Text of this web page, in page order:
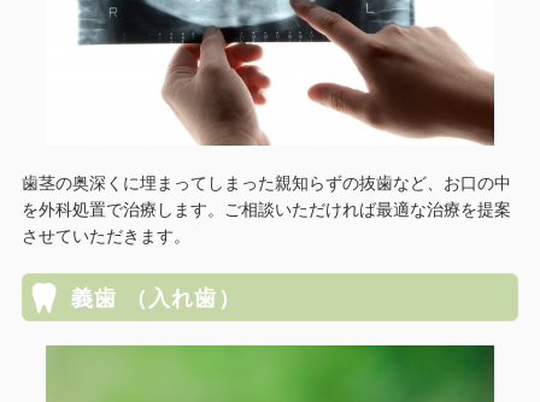
歯茎の奥深くに埋まってしまった親知らずの抜歯など、お口の中
を外科処置で治療します。ご相談いただければ最適な治療を提案
させていただきます。
義歯 （入れ歯）